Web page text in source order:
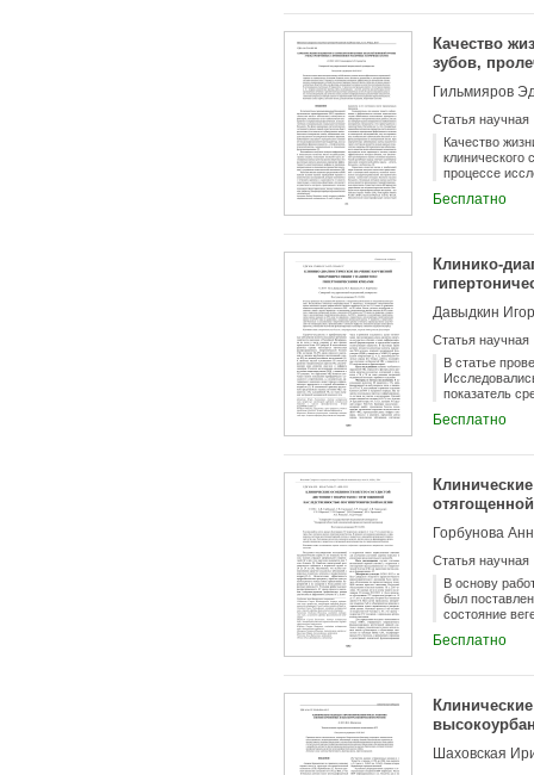
Качество
зубов,
Гильмияров
Статья научная
Качество
клинического
процессе
качество
показателем,
полости.
Бесплатно
Клинико-
Давыдкин
Статья научная
В статье
показатель
группе
пациентами
кризами
перфузии,
капилляров,
Бесплатно
Статья научная
В основу
был
состояние
подростков с
Бесплатно
Шаховская